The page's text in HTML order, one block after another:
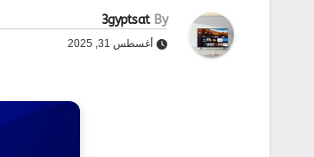
By
3gyptsat
أغسطس 31, 2025